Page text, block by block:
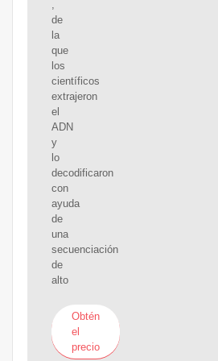
,
de
la
que
los
científicos
extrajeron
el
ADN
y
lo
decodificaron
con
ayuda
de
una
secuenciación
de
alto
Obtén
el
precio